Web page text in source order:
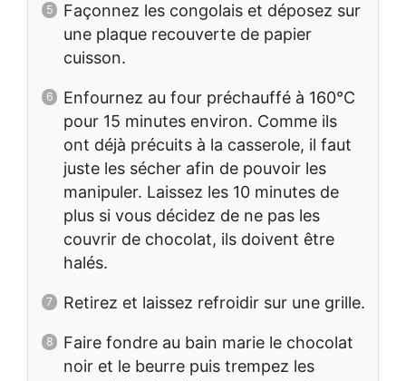
Façonnez les congolais et déposez sur
une plaque recouverte de papier
cuisson.
Enfournez au four préchauffé à 160°C
pour 15 minutes environ. Comme ils
ont déjà précuits à la casserole, il faut
juste les sécher afin de pouvoir les
manipuler. Laissez les 10 minutes de
plus si vous décidez de ne pas les
couvrir de chocolat, ils doivent être
halés.
Retirez et laissez refroidir sur une grille.
Faire fondre au bain marie le chocolat
noir et le beurre puis trempez les